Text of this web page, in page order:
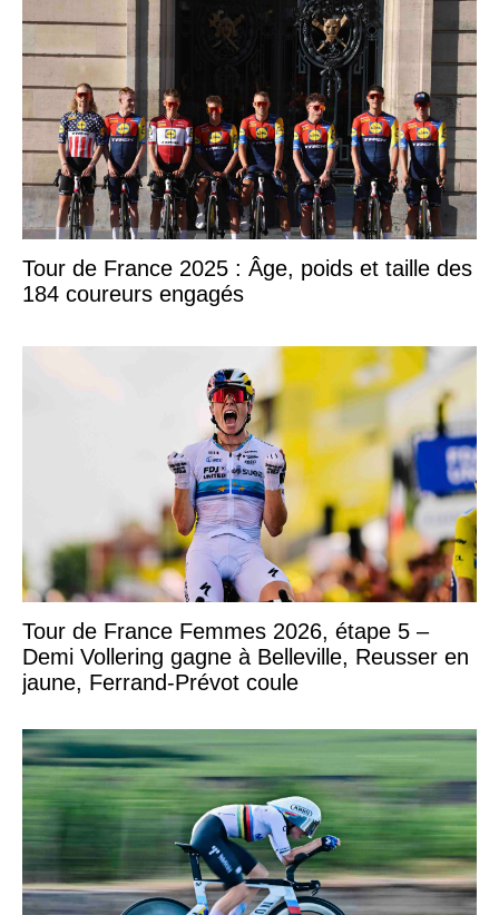
Tour de France 2025 : Âge, poids et taille des
184 coureurs engagés
Tour de France Femmes 2026, étape 5 –
Demi Vollering gagne à Belleville, Reusser en
jaune, Ferrand-Prévot coule